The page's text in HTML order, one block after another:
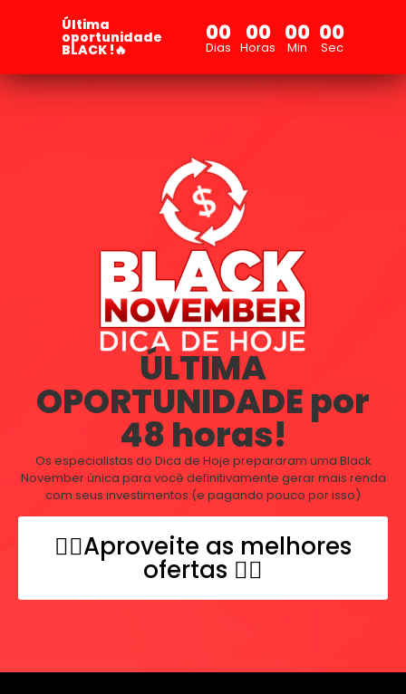
Última
oportunidade
BLACK !🔥
00
Dias
00
Horas
00
Min
00
Sec
ÚLTIMA
OPORTUNIDADE por
48 horas!
Os especialistas do Dica de Hoje prepararam uma Black
November única para você definitivamente gerar mais renda
com seus investimentos (e pagando pouco por isso)
👇🏽Aproveite as melhores
ofertas 👇🏽